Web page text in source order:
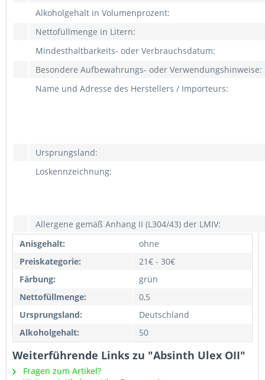
Alkoholgehalt in Volumenprozent:
Nettofüllmenge in Litern:
Mindesthaltbarkeits- oder Verbrauchsdatum:
Besondere Aufbewahrungs- oder Verwendungshinweise:
Name und Adresse des Herstellers / Importeurs:
Ursprungsland:
Loskennzeichnung:
Allergene gemäß Anhang II (L304/43) der LMIV:
Anisgehalt:
ohne
Preiskategorie:
21€ - 30€
Färbung:
grün
Nettofüllmenge:
0,5
Ursprungsland:
Deutschland
Alkoholgehalt:
50
Weiterführende Links zu "Absinth Ulex OII"
Fragen zum Artikel?